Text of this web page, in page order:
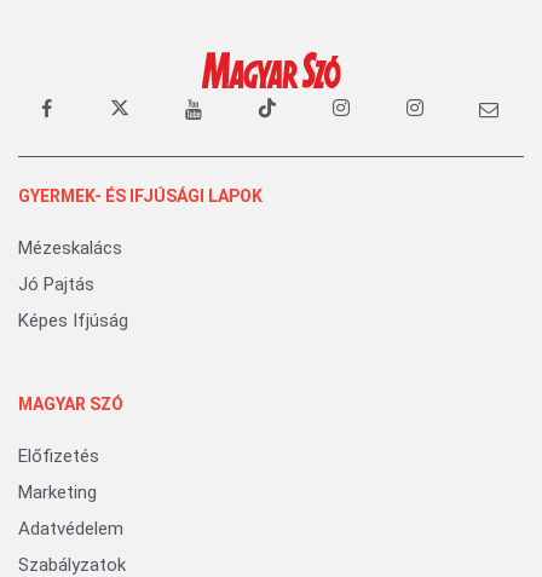
GYERMEK- ÉS IFJÚSÁGI LAPOK
Mézeskalács
Jó Pajtás
Képes Ifjúság
MAGYAR SZÓ
Előfizetés
Marketing
Adatvédelem
Szabályzatok